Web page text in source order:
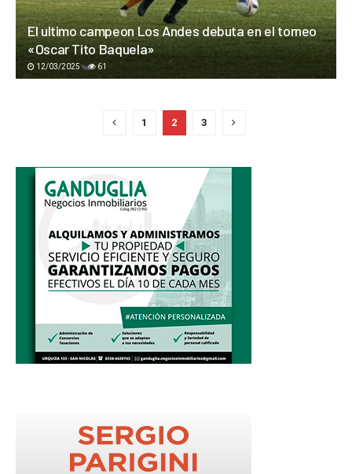
El ultimo campeon Los Andes debuta en el torneo
«Oscar Tito Baquela»
12/03/2025 61
1 2 3